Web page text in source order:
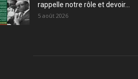
rappelle notre rôle et devoir...
5 août 2026